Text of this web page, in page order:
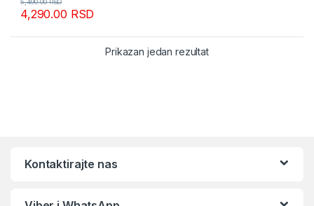
4,290.00 RSD
5,490.00RSD
Prikazan jedan rezultat
Kontaktirajte nas